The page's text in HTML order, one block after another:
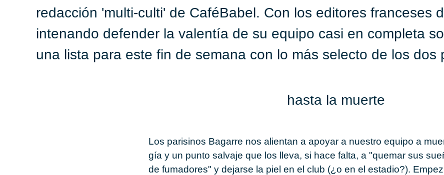
redacción 'multi-culti' de CaféBabel. Con los editores franceses
intenando defender la valentía de su equipo casi en completa
una lista para este fin de semana con lo más selecto de los dos
hasta la muer­te
Los pa­ri­si­nos Ba­ga­rre nos alien­tan a apo­yar a nues­tro equi­po a
gía y un punto sal­va­je que los lleva, si hace falta, a "que­mar sus
de fu­ma­do­res" y de­jar­se la piel en el club (¿o en el es­ta­dio?).